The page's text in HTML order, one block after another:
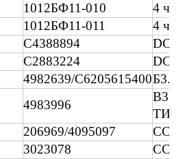
1012БФ11-010
4
1012БФ11-011
4
C4388894
C2883224
4982639/C6205615400Б3.3
4983996
ТИП
206969/4095097
3023078